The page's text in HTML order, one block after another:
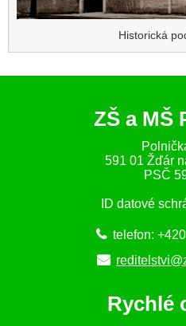
Historická
ZŠ a MŠ
591 01 Žďár
PSČ
ID datové
telefon:
Rychlé